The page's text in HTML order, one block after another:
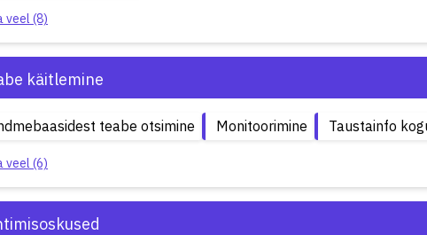
veel (8)
käitlemine
teabe otsimine Monitoorimine Taustainfo
veel (6)